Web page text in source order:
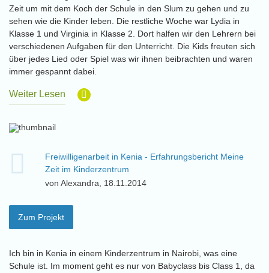
Zeit um mit dem Koch der Schule in den Slum zu gehen und zu
sehen wie die Kinder leben. Die restliche Woche war Lydia in
Klasse 1 und Virginia in Klasse 2. Dort halfen wir den Lehrern bei
verschiedenen Aufgaben für den Unterricht. Die Kids freuten sich
über jedes Lied oder Spiel was wir ihnen beibrachten und waren
immer gespannt dabei.
Weiter Lesen
Freiwilligenarbeit in Kenia - Erfahrungsbericht Meine
Zeit im Kinderzentrum
von Alexandra, 18.11.2014
Zum Projekt
Ich bin in Kenia in einem Kinderzentrum in Nairobi, was eine
Schule ist. Im moment geht es nur von Babyclass bis Class 1, da